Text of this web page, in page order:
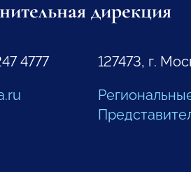
дирекция
4777
127473, г.